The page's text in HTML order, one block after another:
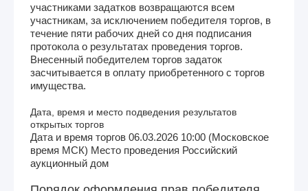
участниками задатков возвращаются всем
участникам, за исключением победителя торгов, в
течение пяти рабочих дней со дня подписания
протокола о результатах проведения торгов.
Внесенный победителем торгов задаток
засчитывается в оплату приобретенного с торгов
имущества.
Дата, время и место подведения результатов
открытых торгов
Дата и время торгов 06.03.2026 10:00 (Московское
время МСК) Место проведения Российский
аукционный дом